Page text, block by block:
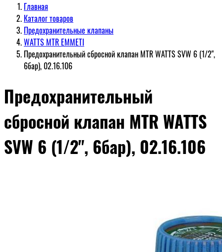
Главная
Каталог товаров
Предохранительные клапаны
WATTS MTR EMMETI
Предохранительный сбросной клапан MTR WATTS SVW 6 (1/2",
6бар), 02.16.106
Предохранительный
сбросной клапан MTR WATTS
SVW 6 (1/2", 6бар), 02.16.106